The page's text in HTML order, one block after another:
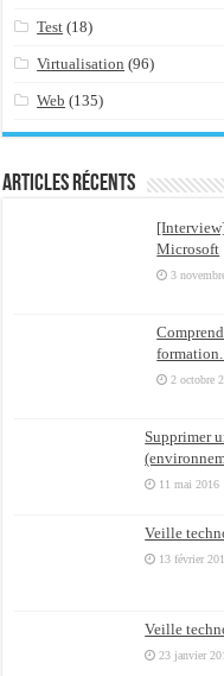
Test (18)
Virtualisation (96)
Web (135)
Articles récents
Microsoft
3
formation...
2 octobre
Supprimer
11 mai 2016
Veille
13 février
Veille
23 janvier